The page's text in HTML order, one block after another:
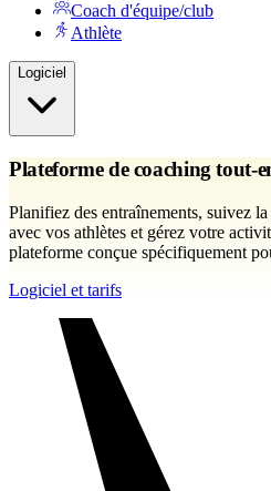
Coach d'équipe/club
Athlète
Logiciel
Plateforme de coaching tout-
Planifiez des entraînements, suivez
avec vos athlètes et gérez votre
plateforme conçue spécifiquement
Logiciel et tarifs